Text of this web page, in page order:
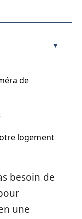
de
logement
besoin de
une